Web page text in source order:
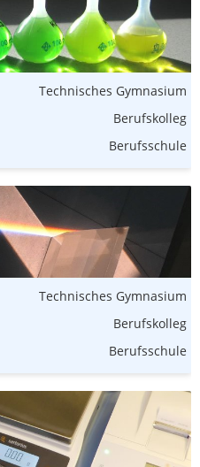
Technisches Gymnasium
Berufskolleg
Berufsschule
Technisches Gymnasium
Berufskolleg
Berufsschule